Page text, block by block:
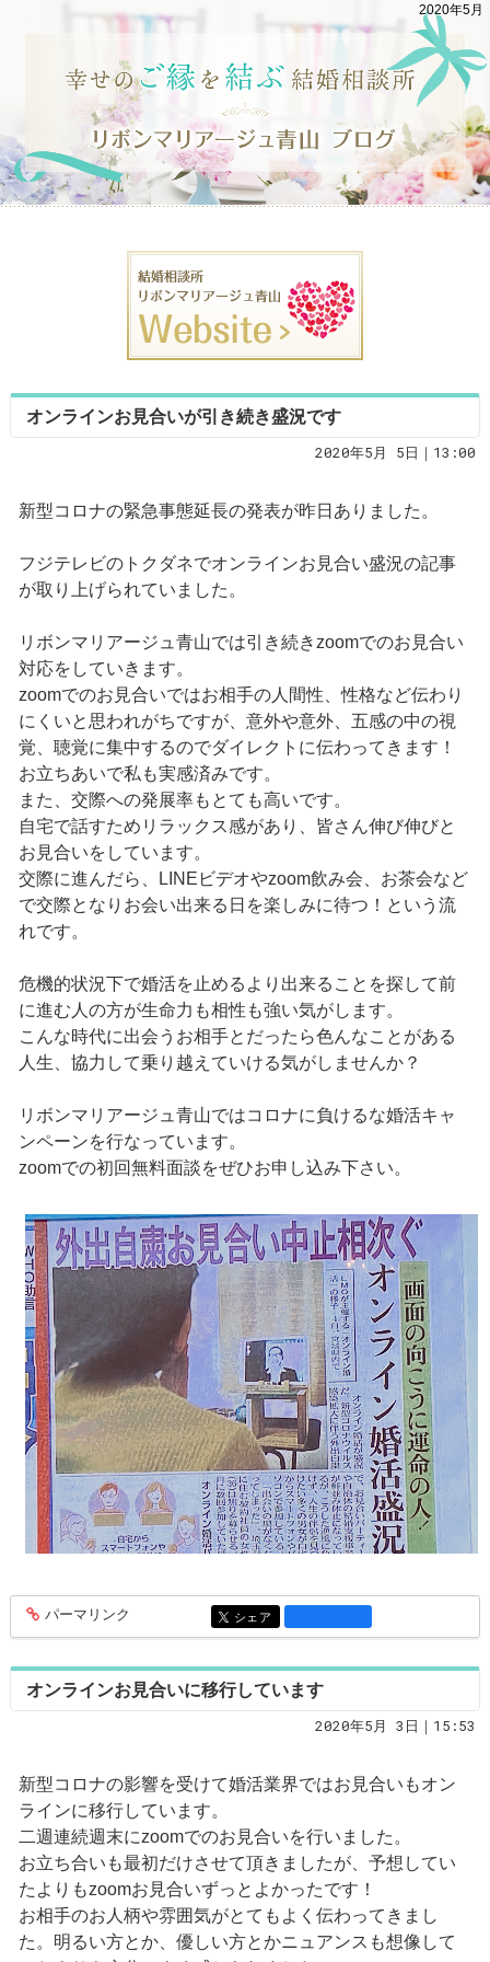
2020年5月
オンラインお見合いが引き続き盛況です
2020年5月 5日｜13:00
新型コロナの緊急事態延長の発表が昨日ありました。
フジテレビのトクダネでオンラインお見合い盛況の記事
が取り上げられていました。
リボンマリアージュ青山では引き続きzoomでのお見合い
対応をしていきます。
zoomでのお見合いではお相手の人間性、性格など伝わり
にくいと思われがちですが、意外や意外、五感の中の視
覚、聴覚に集中するのでダイレクトに伝わってきます！
お立ちあいで私も実感済みです。
また、交際への発展率もとても高いです。
自宅で話すためリラックス感があり、皆さん伸び伸びと
お見合いをしています。
交際に進んだら、LINEビデオやzoom飲み会、お茶会など
で交際となりお会い出来る日を楽しみに待つ！という流
れです。
危機的状況下で婚活を止めるより出来ることを探して前
に進む人の方が生命力も相性も強い気がします。
こんな時代に出会うお相手とだったら色んなことがある
人生、協力して乗り越えていける気がしませんか？
リボンマリアージュ青山ではコロナに負けるな婚活キャ
ンペーンを行なっています。
zoomでの初回無料面談をぜひお申し込み下さい。
entry1360
パーマリンク entry1360
シェア
オンラインお見合いに移行しています
2020年5月 3日｜15:53
新型コロナの影響を受けて婚活業界ではお見合いもオン
ラインに移行しています。
二週連続週末にzoomでのお見合いを行いました。
お立ち合いも最初だけさせて頂きましたが、予想してい
たよりもzoomお見合いずっとよかったです！
お相手のお人柄や雰囲気がとてもよく伝わってきまし
た。明るい方とか、優しい方とかニュアンスも想像して